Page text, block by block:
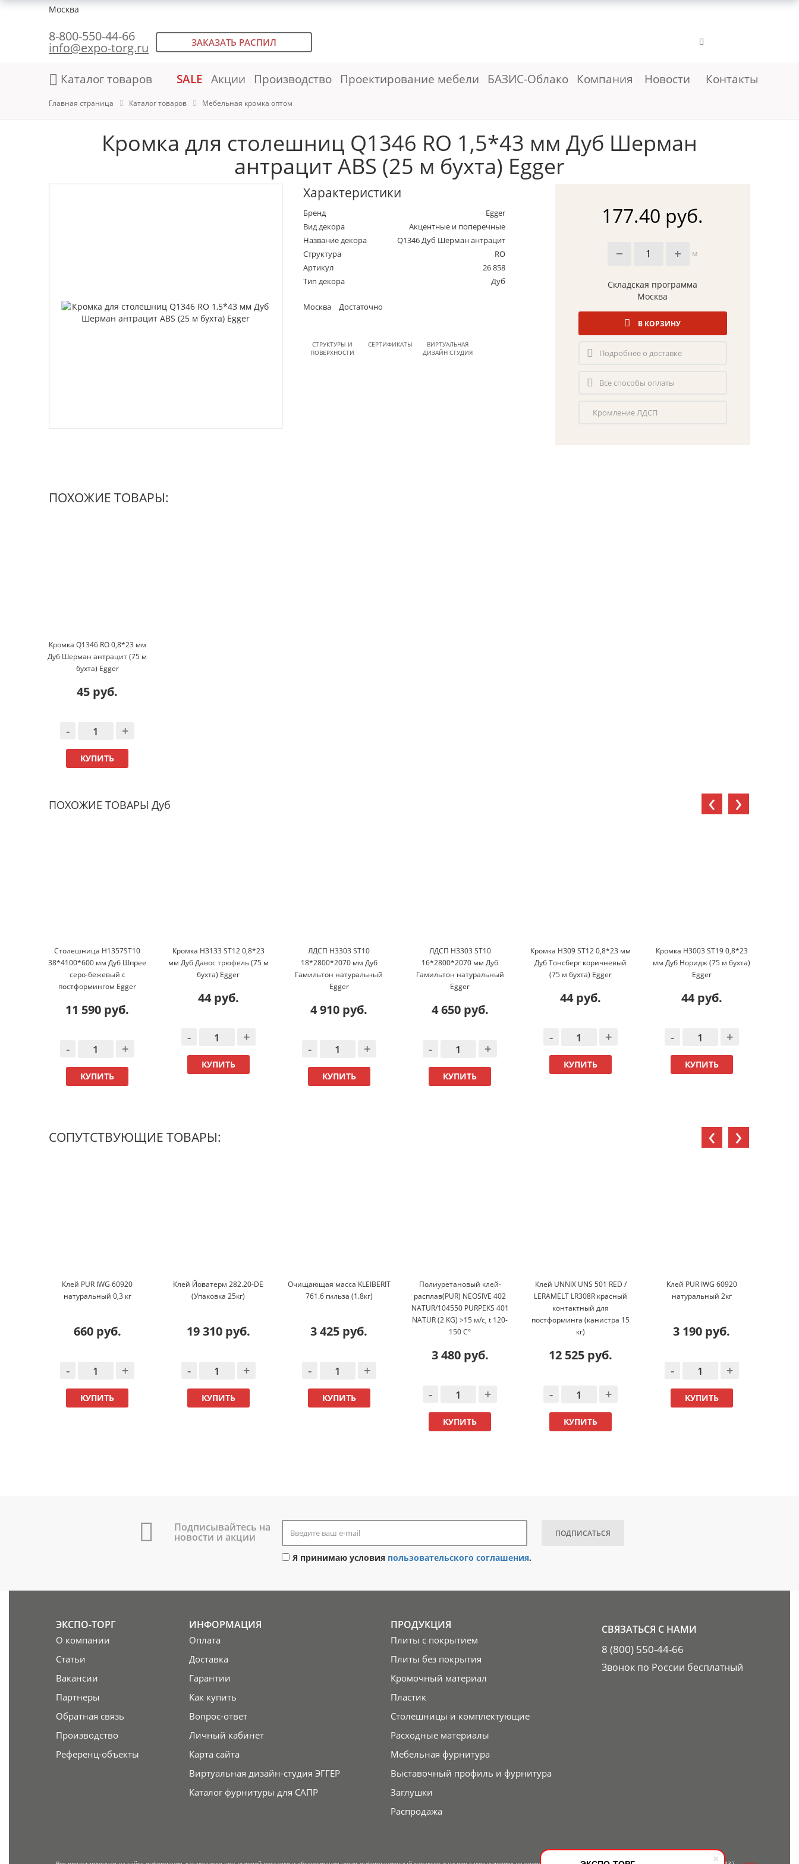
Москва
8-800-550-44-66
info@expo-torg.ru ЗАКАЗАТЬ РАСПИЛ
Каталог товаров SALE Акции Производство Проектирование мебели БАЗИС-Облако Компания Новости Контакты
Главная страница Каталог товаров Мебельная кромка оптом
Кромка для столешниц Q1346 RO 1,5*43 мм Дуб Шерман
антрацит ABS (25 м бухта) Egger
Характеристики
Бренд
Egger
Вид декора
Акцентные и поперечные
Название декора
Q1346 Дуб Шерман антрацит
Структура
RO
Артикул
26 858
Тип декора
Дуб
Москва Достаточно
СТРУКТУРЫ И
ПОВЕРХНОСТИ
СЕРТИФИКАТЫ
ВИРТУАЛЬНАЯ
ДИЗАЙН СТУДИЯ
177.40 руб.
м
Складская программа
Москва
В КОРЗИНУ
Подробнее о доставке
Все способы оплаты
Кромление ЛДСП
ПОХОЖИЕ ТОВАРЫ:
Кромка Q1346 RO 0,8*23 мм
Дуб Шерман антрацит (75 м
бухта) Egger
45 руб.
- +
КУПИТЬ
ПОХОЖИЕ ТОВАРЫ Дуб
Столешница H1357ST10
38*4100*600 мм Дуб Шпрее
серо-бежевый с
постформингом Egger
11 590 руб.
- +
КУПИТЬ
Кромка H3133 ST12 0,8*23
мм Дуб Давос трюфель (75 м
бухта) Egger
44 руб.
- +
КУПИТЬ
ЛДСП H3303 ST10
18*2800*2070 мм Дуб
Гамильтон натуральный
Egger
4 910 руб.
- +
КУПИТЬ
ЛДСП H3303 ST10
16*2800*2070 мм Дуб
Гамильтон натуральный
Egger
4 650 руб.
- +
КУПИТЬ
Кромка H309 ST12 0,8*23 мм
Дуб Тонсберг коричневый
(75 м бухта) Egger
44 руб.
- +
КУПИТЬ
Кромка H3003 ST19 0,8*23
мм Дуб Норидж (75 м бухта)
Egger
44 руб.
- +
КУПИТЬ
‹ ›
СОПУТСТВУЮЩИЕ ТОВАРЫ:
Клей PUR IWG 60920
натуральный 0,3 кг
660 руб.
- +
КУПИТЬ
Клей Йоватерм 282.20-DE
(Упаковка 25кг)
19 310 руб.
- +
КУПИТЬ
Очищающая масса KLEIBERIT
761.6 гильза (1.8кг)
3 425 руб.
- +
КУПИТЬ
Полиуретановый клей-
расплав(PUR) NEOSIVE 402
NATUR/104550 PURPEKS 401
NATUR (2 KG) >15 м/c, t 120-
150 C°
3 480 руб.
- +
КУПИТЬ
Клей UNNIX UNS 501 RED /
LERAMELT LR308R красный
контактный для
постформинга (канистра 15
кг)
12 525 руб.
- +
КУПИТЬ
Клей PUR IWG 60920
натуральный 2кг
3 190 руб.
- +
КУПИТЬ
‹ ›
Подписывайтесь на
новости и акции ПОДПИСАТЬСЯ
Я принимаю условия пользовательского соглашения.
ЭКСПО-ТОРГ
О компании
Статьи
Вакансии
Партнеры
Обратная связь
Производство
Референц-объекты
ИНФОРМАЦИЯ
Оплата
Доставка
Гарантии
Как купить
Вопрос-ответ
Личный кабинет
Карта сайта
Виртуальная дизайн-студия ЭГГЕР
Каталог фурнитуры для САПР
ПРОДУКЦИЯ
Плиты с покрытием
Плиты без покрытия
Кромочный материал
Пластик
Столешницы и комплектующие
Расходные материалы
Мебельная фурнитура
Выставочный профиль и фурнитура
Заглушки
Распродажа
СВЯЗАТЬСЯ С НАМИ
8 (800) 550-44-66
Звонок по России бесплатный